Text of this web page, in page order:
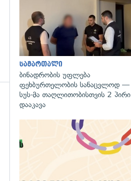
გადახედვა
სამართალი
ბინადრობის უფლება
ფეხბურთელობის სანაცვლოდ —
სუს-მა თაღლითობისთვის 2 პირი
დააკავა